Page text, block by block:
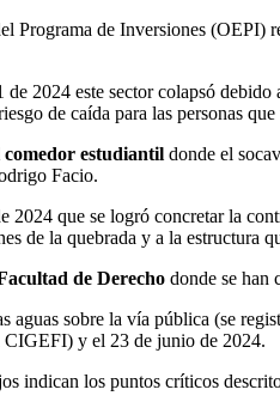
Programa de Inversiones
2024 este sector colapsó
de caída para las personas
comedor estudiantil donde el
Facio.
2024 que se logró concretar la
de la quebrada y a la estructura
de Derecho donde se han
sobre la vía pública (se
CIGEFI) y el 23 de junio de 2024.
indican los puntos críticos